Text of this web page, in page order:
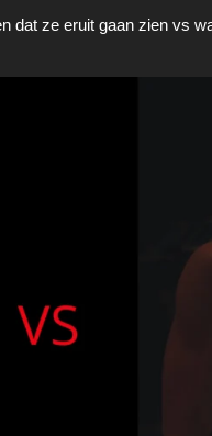
dat ze eruit gaan zien vs